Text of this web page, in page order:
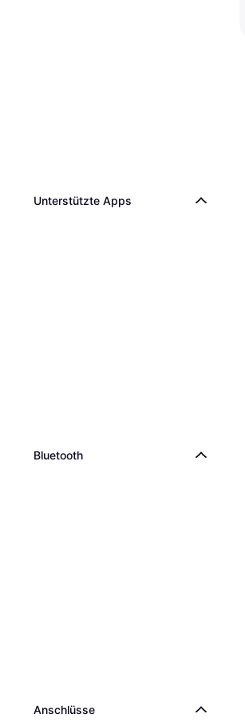
Unterstützte Apps
Bluetooth
Anschlüsse